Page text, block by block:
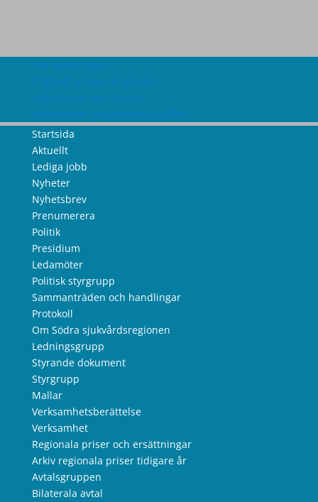
Om webbplatsen
Tillgänglighetsredogörelse
Information om cookies
Information om personuppgifter
Startsida
Aktuellt
Lediga jobb
Nyheter
Nyhetsbrev
Prenumerera
Politik
Presidium
Ledamöter
Politisk styrgrupp
Sammanträden och handlingar
Protokoll
Om Södra sjukvårdsregionen
Ledningsgrupp
Styrande dokument
Styrgrupp
Mallar
Verksamhetsberättelse
Verksamhet
Regionala priser och ersättningar
Arkiv regionala priser tidigare år
Avtalsgruppen
Bilaterala avtal